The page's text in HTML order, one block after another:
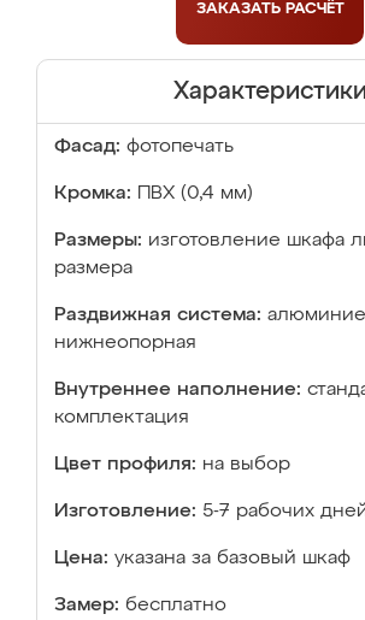
ЗАКАЗАТЬ РАСЧЁТ
Характеристики
Фасад: фотопечать
Кромка: ПВХ (0,4 мм)
Размеры: изготовление шкафа
размера
Раздвижная система:
нижнеопорная
Внутреннее наполнение:
комплектация
Цвет профиля: на выбор
Изготовление: 5-7 рабочих
Цена: указана за базовый шкаф
Замер: бесплатно